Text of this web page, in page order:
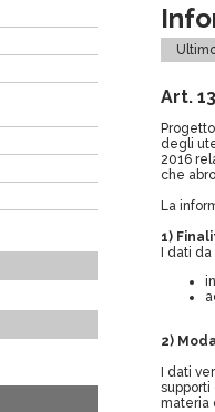
Art.
degli
2016
che
La
1)
I dati
2)
I dati
supporti
materia